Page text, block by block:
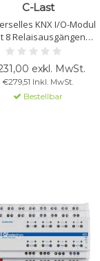
C-Last
KNX I/O-Modul
8 Relaisausgängen
16A/16AX und 8
Eingängen.
Beleuchtung, HVAC,
und Fancoils.
NTC-Sensoren,
exkl. MwSt.
€279,51 Inkl. MwSt.
Bestellbar